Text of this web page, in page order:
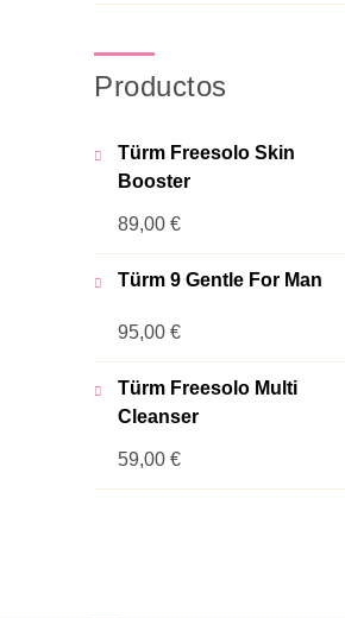
Productos
Türm Freesolo Skin
Booster
89,00 €
Türm 9 Gentle For Man
95,00 €
Türm Freesolo Multi
Cleanser
59,00 €